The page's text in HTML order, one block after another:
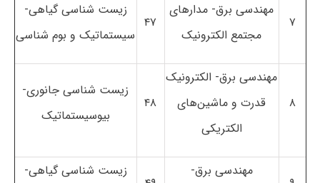
۷
مهندسی برق- مدارهای
مجتمع الکترونیک
۴۷
زیست شناسی گیاهی-
سیستماتیک و بوم شناسی
۸
مهندسی برق- الکترونیک
قدرت و ماشین‌های
الکتریکی
۴۸
زیست شناسی جانوری-
بیوسیستماتیک
مهندسی برق-
زیست شناسی گیاهی-